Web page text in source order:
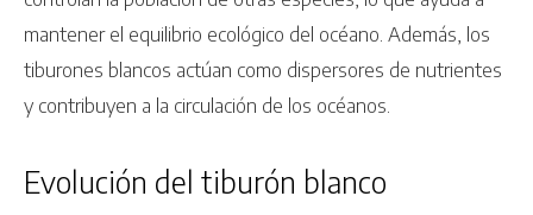
mantener el equilibrio ecológico del océano. Además, los
tiburones blancos actúan como dispersores de nutrientes
y contribuyen a la circulación de los océanos.
Evolución del tiburón blanco